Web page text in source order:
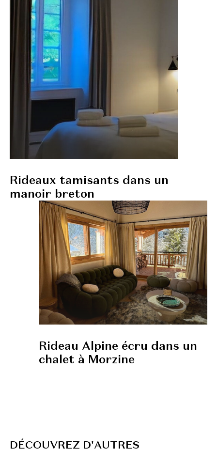
Rideaux tamisants dans un
manoir breton
Rideau Alpine écru dans un
chalet à Morzine
DÉCOUVREZ D'AUTRES